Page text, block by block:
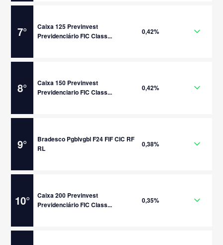
7°
Caixa 125 Previnvest
Previdenciário FIC Class...
0,42%
8°
Caixa 150 Previnvest
Previdenciario FIC Class...
0,42%
9°
Bradesco Pgblvgbl F24 FIF CIC RF
RL
0,38%
10°
Caixa 200 Previnvest
Previdenciário FIC Class...
0,35%